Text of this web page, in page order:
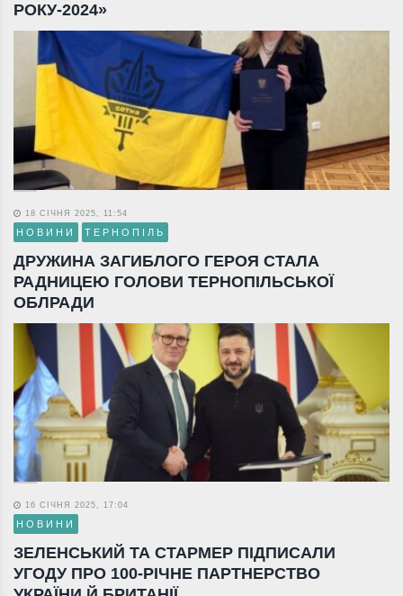
РОКУ-2024»
18 СІЧНЯ 2025, 11:54
НОВИНИ ТЕРНОПІЛЬ
ДРУЖИНА ЗАГИБЛОГО ГЕРОЯ СТАЛА
РАДНИЦЕЮ ГОЛОВИ ТЕРНОПІЛЬСЬКОЇ
ОБЛРАДИ
16 СІЧНЯ 2025, 17:04
НОВИНИ
ЗЕЛЕНСЬКИЙ ТА СТАРМЕР ПІДПИСАЛИ
УГОДУ ПРО 100-РІЧНЕ ПАРТНЕРСТВО